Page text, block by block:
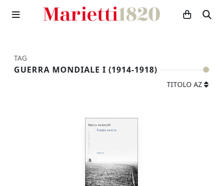
TAG
GUERRA MONDIALE I (1914-1918)
TITOLO AZ